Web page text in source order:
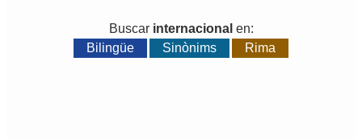
Buscar internacional en:
Bilingüe
Sinònims Rima